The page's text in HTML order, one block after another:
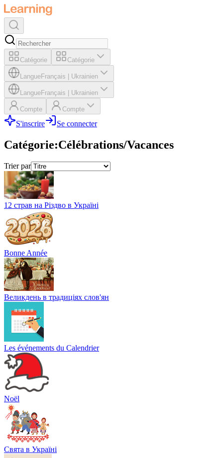
Catégorie Catégorie
LangueFrançais Ukrainien
LangueFrançais Ukrainien
Compte Compte
S'inscrire Se connecter
Catégorie:Célébrations/Vacances
Trier par
12 страв на Різдво в Україні
Bonne Année
Великдень в традиціях слов'ян
Les événements du Calendrier
Noël
Свята в Україні